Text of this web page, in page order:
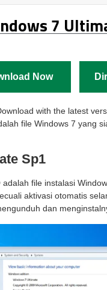
7
Now
with the latest
file Windows 7 yang
Sp1
file instalasi
aktivasi otomatis
dan